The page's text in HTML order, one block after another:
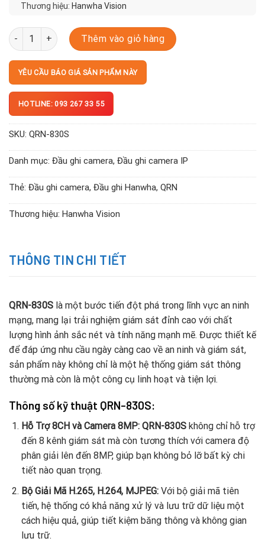
Thương hiệu: Hanwha Vision
QRN-830S số lượngThêm vào giỏ hàng
YÊU CẦU BÁO GIÁ SẢN PHẨM NÀY
HOTLINE: 093 267 33 55
SKU: QRN-830S
Danh mục: Đầu ghi camera, Đầu ghi camera IP
Thẻ: Đầu ghi camera, Đầu ghi Hanwha, QRN
Thương hiệu: Hanwha Vision
THÔNG TIN CHI TIẾT
QRN-830S là một bước tiến đột phá trong lĩnh vực an ninh
mạng, mang lại trải nghiệm giám sát đỉnh cao với chất
lượng hình ảnh sắc nét và tính năng mạnh mẽ. Được thiết kế
để đáp ứng nhu cầu ngày càng cao về an ninh và giám sát,
sản phẩm này không chỉ là một hệ thống giám sát thông
thường mà còn là một công cụ linh hoạt và tiện lợi.
Thông số kỹ thuật QRN-830S:
Hỗ Trợ 8CH và Camera 8MP: QRN-830Skhông chỉ hỗ trợ
đến 8 kênh giám sát mà còn tương thích với camera độ
phân giải lên đến 8MP, giúp bạn không bỏ lỡ bất kỳ chi
tiết nào quan trọng.
Bộ Giải Mã H.265, H.264, MJPEG:Với bộ giải mã tiên
tiến, hệ thống có khả năng xử lý và lưu trữ dữ liệu một
cách hiệu quả, giúp tiết kiệm băng thông và không gian
lưu trữ.